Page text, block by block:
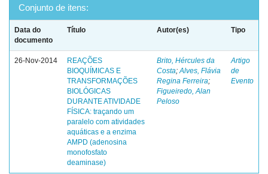
Conjunto de itens:
Data do
documento
Título Autor(es) Tipo
26-Nov-2014
REAÇÕES
BIOQUÍMICAS E
TRANSFORMAÇÕES
BIOLÓGICAS
DURANTE ATIVIDADE
FÍSICA: traçando um
paralelo com atividades
aquáticas e a enzima
AMPD (adenosina
monofosfato
deaminase)
Brito, Hércules da
Costa;Alves, Flávia
Regina Ferreira;
Figueiredo, Alan
Peloso
Artigo
de
Evento